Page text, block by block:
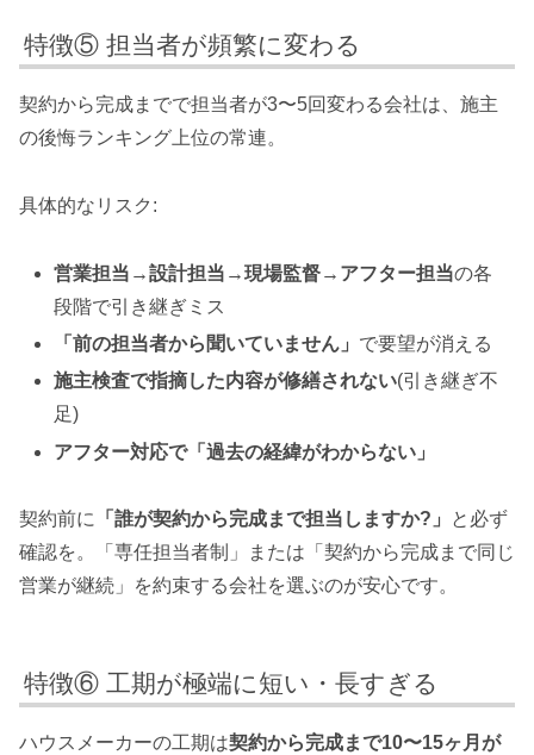
特徴⑤ 担当者が頻繁に変わる
契約から完成までで担当者が3〜5回変わる会社は、施主
の後悔ランキング上位の常連。
具体的なリスク:
営業担当→設計担当→現場監督→アフター担当の各
段階で引き継ぎミス
「前の担当者から聞いていません」 で要望が消える
施主検査で指摘した内容が修繕されない(引き継ぎ不
足)
アフター対応で「過去の経緯がわからない」
契約前に 「誰が契約から完成まで担当しますか?」
と必ず
確認を。「専任担当者制」または「契約から完成まで同じ
営業が継続」を約束する会社を選ぶのが安心です。
特徴⑥ 工期が極端に短い・長すぎる
ハウスメーカーの工期は契約から完成まで10〜15ヶ月が